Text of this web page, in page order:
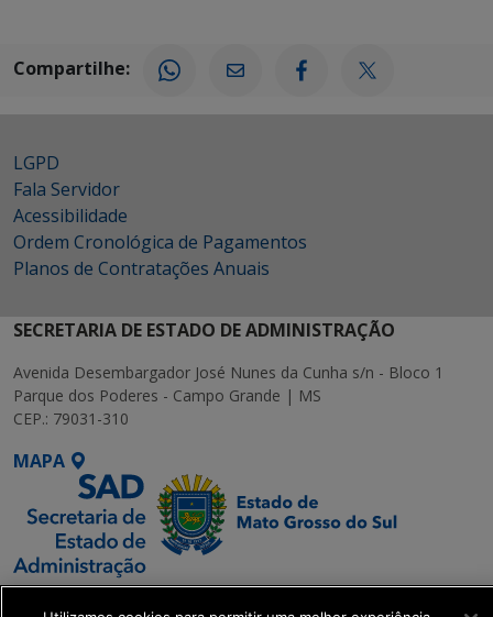
Compartilhe:
LGPD
Fala Servidor
Acessibilidade
Ordem Cronológica de Pagamentos
Planos de Contratações Anuais
SECRETARIA DE ESTADO DE ADMINISTRAÇÃO
Avenida Desembargador José Nunes da Cunha s/n - Bloco 1
Parque dos Poderes - Campo Grande | MS
CEP.: 79031-310
MAPA